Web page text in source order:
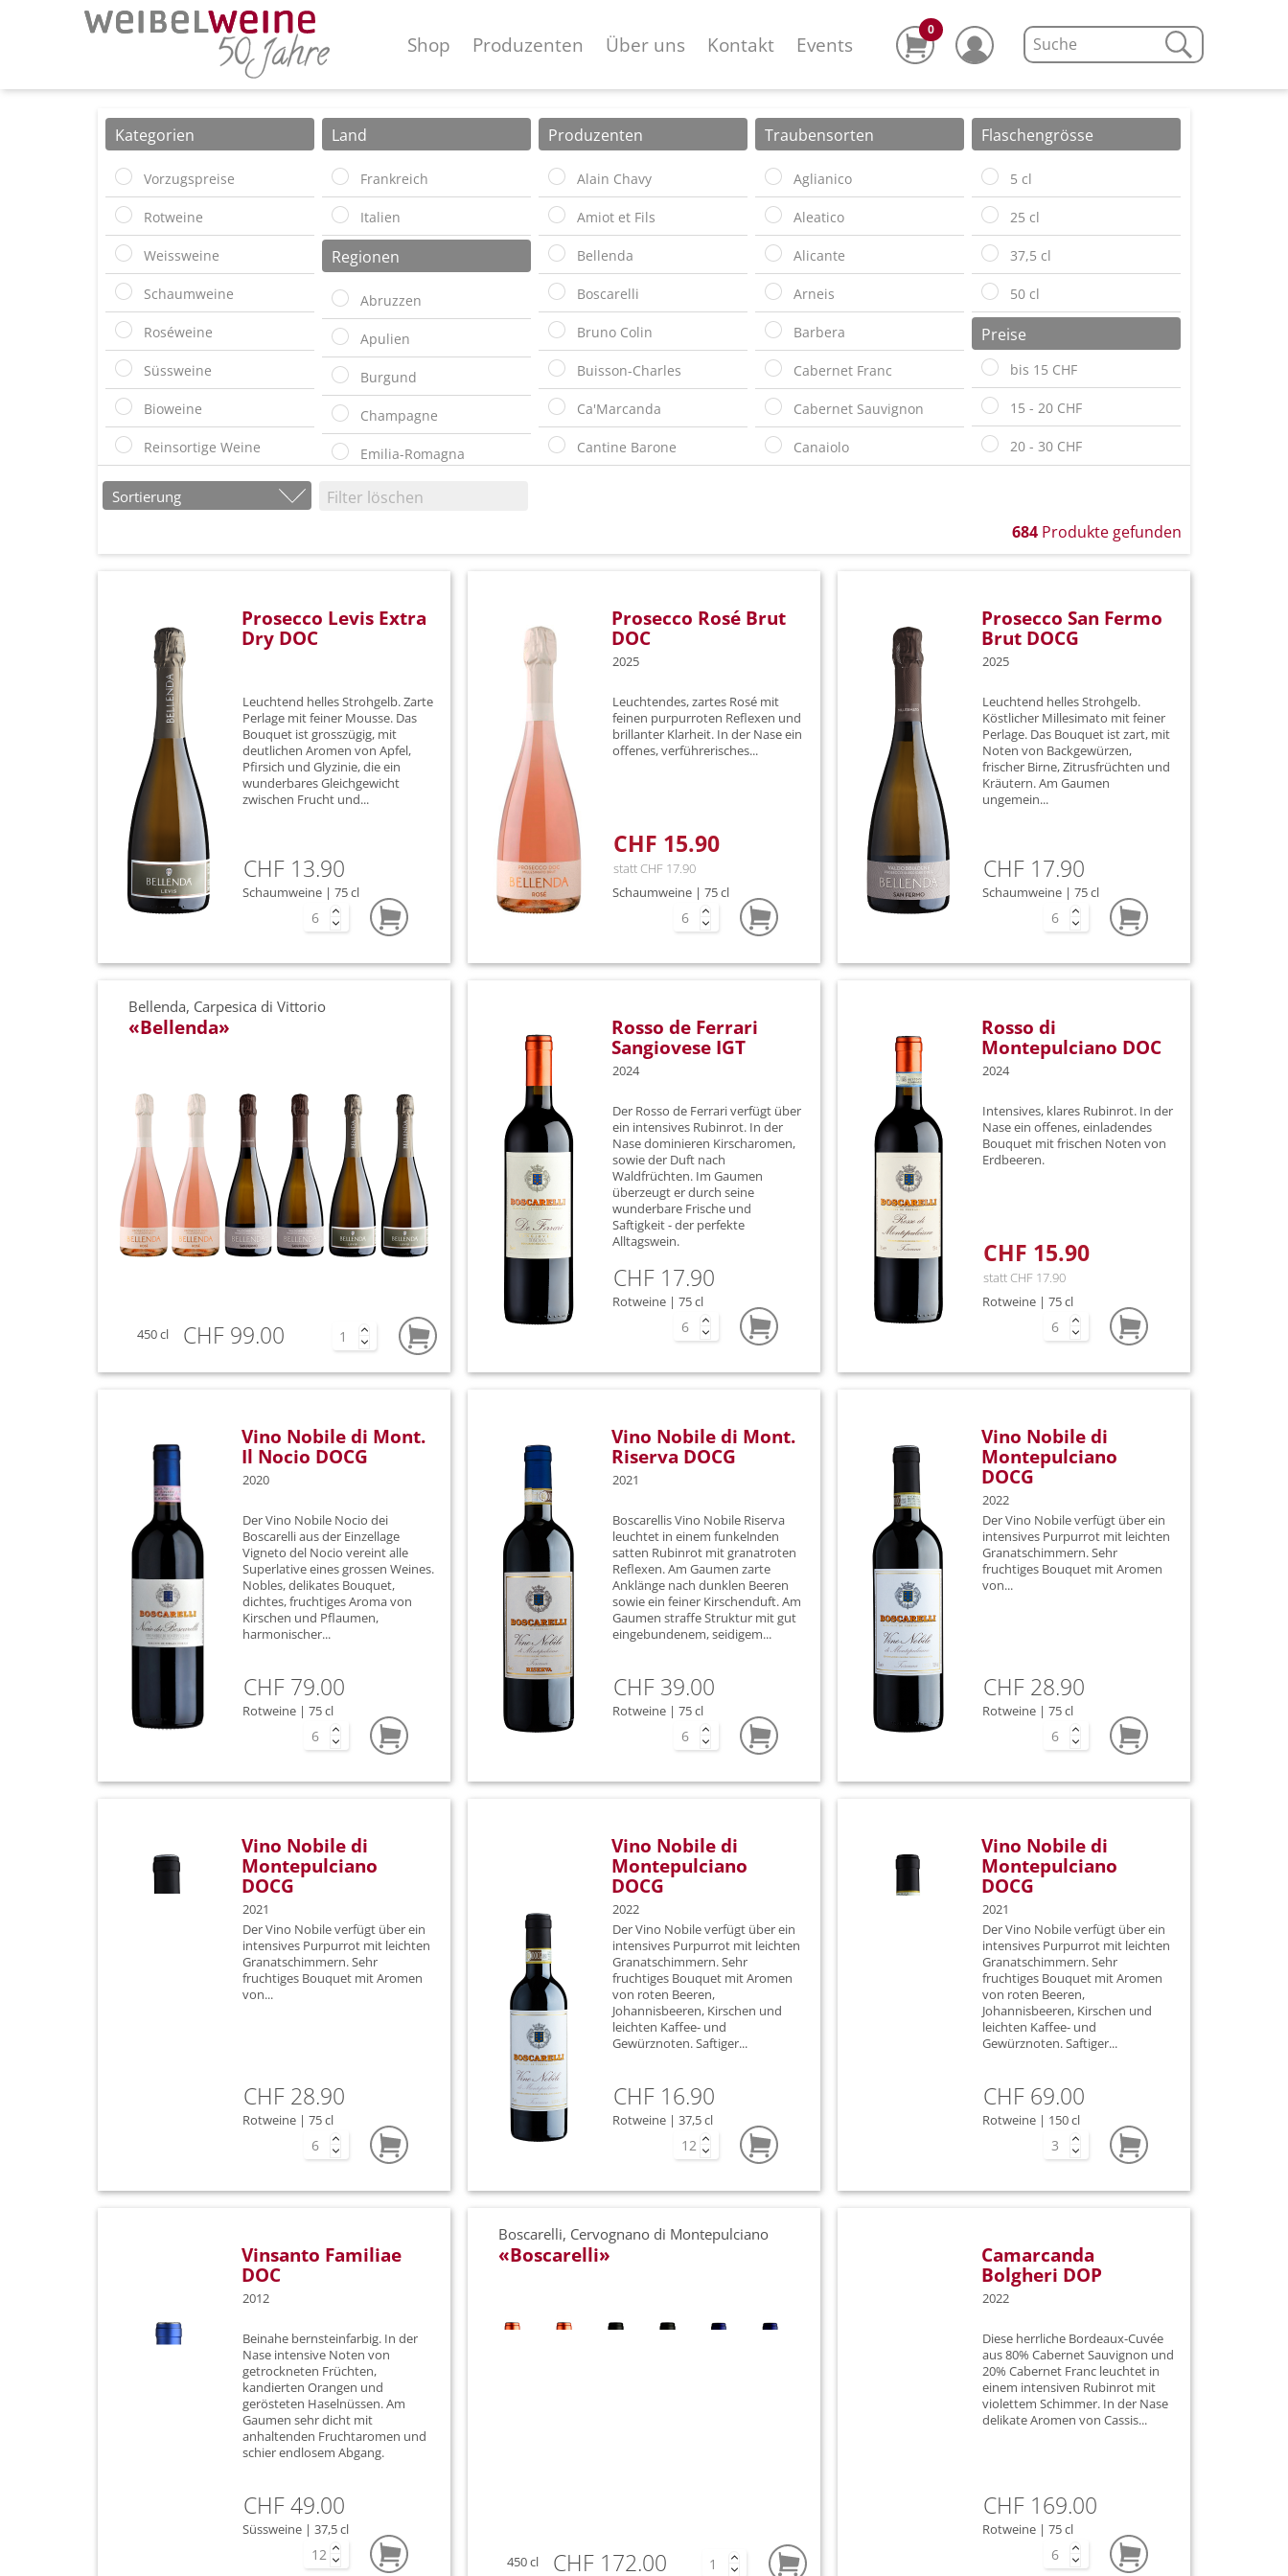
Shop Produzenten Über uns Kontakt Events
0
Kategorien
Vorzugspreise
Rotweine
Weissweine
Schaumweine
Roséweine
Süssweine
Bioweine
Reinsortige Weine
Jubiläumspreise
Delikatessen
Olivenöl
Geschenkideen
Degustationspaket
Barrique (gebraucht)
Verpackungen
Gutscheine
Gläser / Dekanter
Land
Frankreich
Italien
Regionen
Abruzzen
Apulien
Burgund
Champagne
Emilia-Romagna
Friaul
Südtirol
Toskana
Venetien
Produzenten
Alain Chavy
Amiot et Fils
Bellenda
Boscarelli
Bruno Colin
Buisson-Charles
Ca'Marcanda
Cantine Barone
Château de la Tour
Conti Marone Cinzano
Curatolo Arini
Distillerie Berta
Domiziano
ENGINE S.R.L.
Elio Grasso
Elio Perrone
Fontodi
Franco Roero
François Feuillet
Gian Luca Mazzella
Il Borro
Italesse S.r.l.
Le Quattro Terre
Lucie Thiéblemont
Lucien Boillot et Fils
Marco Giacosa
Moncalisse
Panettoni Albertengo
Papa dei Boschi
Pieve Santa Restituta
Podere 414
Primosic
Querciabella
Quintodecimo
Riseria Re Carlo
Rocca del Geco
Stefanino Morra
Tenuta di Carleone
Traubensorten
Aglianico
Aleatico
Alicante
Arneis
Barbera
Cabernet Franc
Cabernet Sauvignon
Canaiolo
Correggiolo
Diverse Oliven
Diverse Trauben
Gewürztraminer
Malvasia Nera
Molinara
Nebbiolo
Negroamaro
Nerello Mascalese
Pinot Grigio
Ribolla Gialla
Vermentino
Flaschengrösse
5 cl
25 cl
37,5 cl
50 cl
70 cl
75 cl
100 cl
150 cl
500 cl
1200 cl
Preise
bis 15 CHF
15 - 20 CHF
20 - 30 CHF
40 - 50 CHF
ab 50 CHF
Filter löschen
Sortierung
684 Produkte gefunden
Prosecco Levis Extra
Dry DOC
Leuchtend helles Strohgelb. Zarte
Perlage mit feiner Mousse. Das
Bouquet ist grosszügig, mit
deutlichen Aromen von Apfel,
Pfirsich und Glyzinie, die ein
wunderbares Gleichgewicht
zwischen Frucht und...
CHF 13.90
Schaumweine | 75 cl
Prosecco Rosé Brut
DOC
2025
Leuchtendes, zartes Rosé mit
feinen purpurroten Reflexen und
brillanter Klarheit. In der Nase ein
offenes, verführerisches...
CHF 15.90
statt CHF 17.90
Schaumweine | 75 cl
Prosecco San Fermo
Brut DOCG
2025
Leuchtend helles Strohgelb.
Köstlicher Millesimato mit feiner
Perlage. Das Bouquet ist zart, mit
Noten von Backgewürzen,
frischer Birne, Zitrusfrüchten und
Kräutern. Am Gaumen
ungemein...
CHF 17.90
Schaumweine | 75 cl
Bellenda, Carpesica di Vittorio
«Bellenda»
450 cl CHF 99.00
Rosso de Ferrari
Sangiovese IGT
2024
Der Rosso de Ferrari verfügt über
ein intensives Rubinrot. In der
Nase dominieren Kirscharomen,
sowie der Duft nach
Waldfrüchten. Im Gaumen
überzeugt er durch seine
wunderbare Frische und
Saftigkeit - der perfekte
Alltagswein.
CHF 17.90
Rotweine | 75 cl
Rosso di
Montepulciano DOC
2024
Intensives, klares Rubinrot. In der
Nase ein offenes, einladendes
Bouquet mit frischen Noten von
Erdbeeren.
CHF 15.90
statt CHF 17.90
Rotweine | 75 cl
Vino Nobile di Mont.
Il Nocio DOCG
2020
Der Vino Nobile Nocio dei
Boscarelli aus der Einzellage
Vigneto del Nocio vereint alle
Superlative eines grossen Weines.
Nobles, delikates Bouquet,
dichtes, fruchtiges Aroma von
Kirschen und Pflaumen,
harmonischer...
CHF 79.00
Rotweine | 75 cl
Vino Nobile di Mont.
Riserva DOCG
2021
Boscarellis Vino Nobile Riserva
leuchtet in einem funkelnden
satten Rubinrot mit granatroten
Reflexen. Am Gaumen zarte
Anklänge nach dunklen Beeren
sowie ein feiner Kirschenduft. Am
Gaumen straffe Struktur mit gut
eingebundenem, seidigem...
CHF 39.00
Rotweine | 75 cl
Vino Nobile di
Montepulciano
DOCG
2022
Der Vino Nobile verfügt über ein
intensives Purpurrot mit leichten
Granatschimmern. Sehr
fruchtiges Bouquet mit Aromen
von...
CHF 28.90
Rotweine | 75 cl
Vino Nobile di
Montepulciano
DOCG
2021
Der Vino Nobile verfügt über ein
intensives Purpurrot mit leichten
Granatschimmern. Sehr
fruchtiges Bouquet mit Aromen
von...
CHF 28.90
Rotweine | 75 cl
Vino Nobile di
Montepulciano
DOCG
2022
Der Vino Nobile verfügt über ein
intensives Purpurrot mit leichten
Granatschimmern. Sehr
fruchtiges Bouquet mit Aromen
von roten Beeren,
Johannisbeeren, Kirschen und
leichten Kaffee- und
Gewürznoten. Saftiger...
CHF 16.90
Rotweine | 37,5 cl
Vino Nobile di
Montepulciano
DOCG
2021
Der Vino Nobile verfügt über ein
intensives Purpurrot mit leichten
Granatschimmern. Sehr
fruchtiges Bouquet mit Aromen
von roten Beeren,
Johannisbeeren, Kirschen und
leichten Kaffee- und
Gewürznoten. Saftiger...
CHF 69.00
Rotweine | 150 cl
Vinsanto Familiae
DOC
2012
Beinahe bernsteinfarbig. In der
Nase intensive Noten von
getrockneten Früchten,
kandierten Orangen und
gerösteten Haselnüssen. Am
Gaumen sehr dicht mit
anhaltenden Fruchtaromen und
schier endlosem Abgang.
CHF 49.00
Süssweine | 37,5 cl
Boscarelli, Cervognano di Montepulciano
«Boscarelli»
450 cl CHF 172.00
Camarcanda
Bolgheri DOP
2022
Diese herrliche Bordeaux-Cuvée
aus 80% Cabernet Sauvignon und
20% Cabernet Franc leuchtet in
einem intensiven Rubinrot mit
violettem Schimmer. In der Nase
delikate Aromen von Cassis...
CHF 169.00
Rotweine | 75 cl